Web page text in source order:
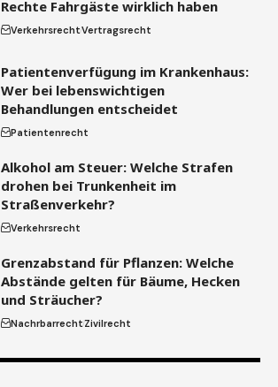
Rechte Fahrgäste wirklich haben
VerkehrsrechtVertragsrecht
Patientenverfügung im Krankenhaus:
Wer bei lebenswichtigen
Behandlungen entscheidet
Patientenrecht
Alkohol am Steuer: Welche Strafen
drohen bei Trunkenheit im
Straßenverkehr?
Verkehrsrecht
Grenzabstand für Pflanzen: Welche
Abstände gelten für Bäume, Hecken
und Sträucher?
NachrbarrechtZivilrecht